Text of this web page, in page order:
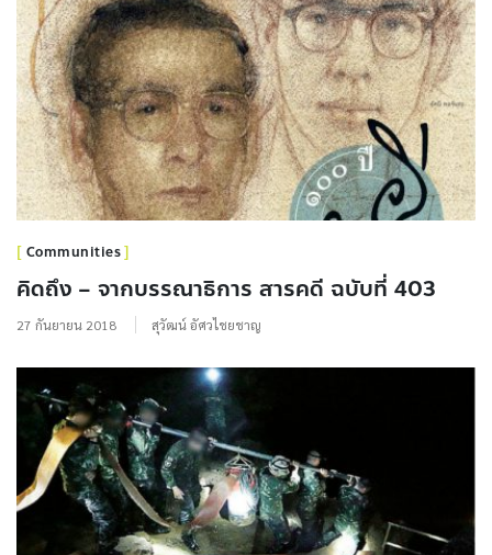
Communities
คิดถึง – จากบรรณาธิการ สารคดี ฉบับที่ 403
27 กันยายน 2018 สุวัฒน์ อัศวไชยชาญ